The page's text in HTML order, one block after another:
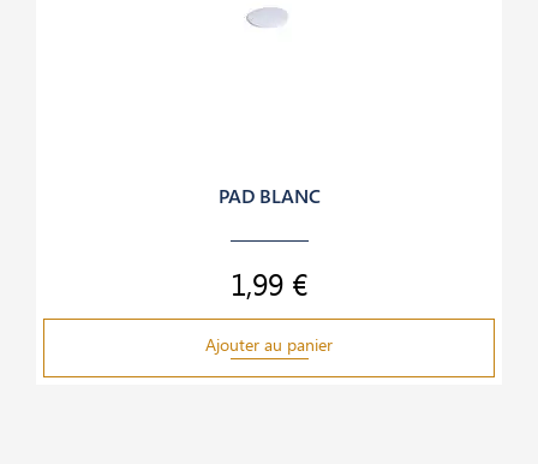
PAD BLANC
Prix
1,99 €
Ajouter au panier